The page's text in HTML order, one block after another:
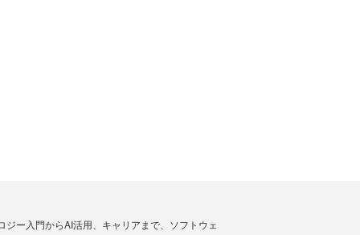
ー入門からAI活用、キャリアまで、ソフトウェ